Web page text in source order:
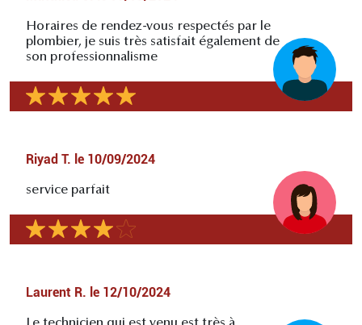
Horaires de rendez-vous respectés par le
plombier, je suis très satisfait également de
son professionnalisme
Riyad T. le 10/09/2024
service parfait
Laurent R. le 12/10/2024